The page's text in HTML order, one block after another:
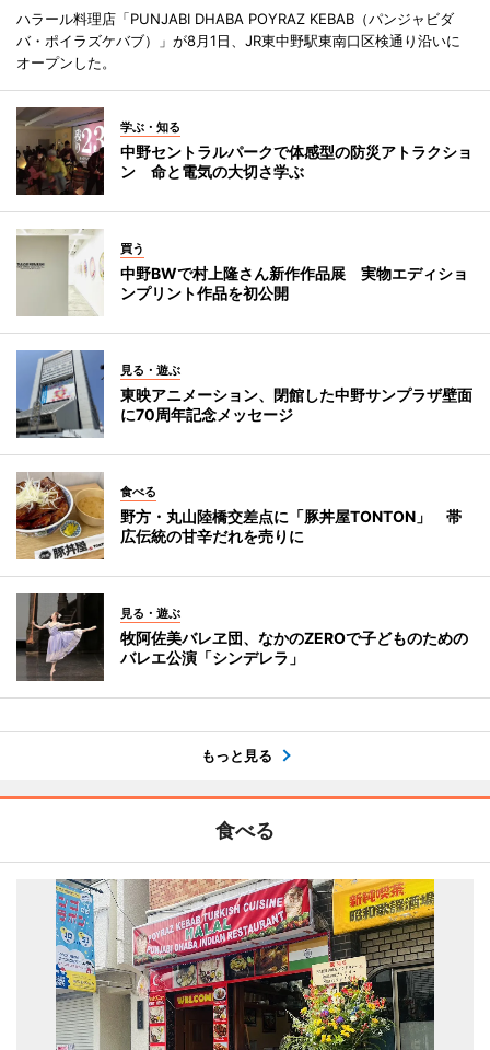
ハラール料理店「PUNJABI DHABA POYRAZ KEBAB（パンジャビダ
バ・ポイラズケバブ）」が8月1日、JR東中野駅東南口区検通り沿いに
オープンした。
学ぶ・知る
中野セントラルパークで体感型の防災アトラクショ
ン 命と電気の大切さ学ぶ
買う
中野BWで村上隆さん新作作品展 実物エディショ
ンプリント作品を初公開
見る・遊ぶ
東映アニメーション、閉館した中野サンプラザ壁面
に70周年記念メッセージ
食べる
野方・丸山陸橋交差点に「豚丼屋TONTON」 帯
広伝統の甘辛だれを売りに
見る・遊ぶ
牧阿佐美バレヱ団、なかのZEROで子どものための
バレエ公演「シンデレラ」
もっと見る
食べる